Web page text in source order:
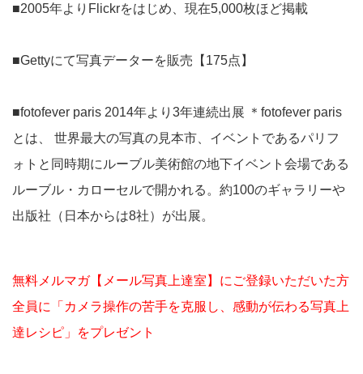
■2005年よりFlickrをはじめ、現在5,000枚ほど掲載
■Gettyにて写真データーを販売【175点】
■fotofever paris 2014年より3年連続出展 ＊fotofever paris
とは、 世界最大の写真の見本市、イベントであるパリフ
ォトと同時期にルーブル美術館の地下イベント会場である
ルーブル・カローセルで開かれる。約100のギャラリーや
出版社（日本からは8社）が出展。
無料メルマガ【メール写真上達室】にご登録いただいた方
全員に「カメラ操作の苦手を克服し、感動が伝わる写真上
達レシピ」をプレゼント